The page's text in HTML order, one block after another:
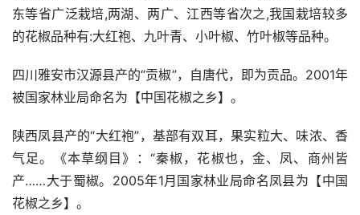
东等省广泛栽培,两湖、两广、江西等省次之,我国栽培较多
的花椒品种有:大红袍、九叶青、小叶椒、竹叶椒等品种。
四川雅安市汉源县产的“贡椒”，自唐代，即为贡品。2001年
被国家林业局命名为【中国花椒之乡】。
陕西凤县产的“大红袍”，基部有双耳，果实粒大、味浓、香
气足。《本草纲目》：“秦椒，花椒也，金、凤、商州皆
产……大于蜀椒。2005年1月国家林业局命名凤县为【中国
花椒之乡】。